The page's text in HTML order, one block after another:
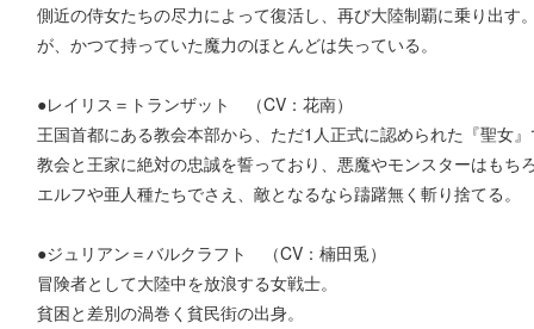
側近の侍女たちの尽力によって復活し、再び大陸制覇に乗り出す
が、かつて持っていた魔力のほとんどは失っている。
●レイリス＝トランザット （CV：花南）
王国首都にある教会本部から、ただ1人正式に認められた『聖女
教会と王家に絶対の忠誠を誓っており、悪魔やモンスターはもち
エルフや亜人種たちでさえ、敵となるなら躊躇無く斬り捨てる。
●ジュリアン＝バルクラフト （CV：楠田兎）
冒険者として大陸中を放浪する女戦士。
貧困と差別の渦巻く貧民街の出身。